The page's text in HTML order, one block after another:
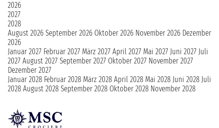
2026
2027
2028
August 2026 September 2026 Oktober 2026 November 2026 Dezember
2026
Januar 2027 Februar 2027 März 2027 April 2027 Mai 2027 Juni 2027 Juli
2027 August 2027 September 2027 Oktober 2027 November 2027
Dezember 2027
Januar 2028 Februar 2028 März 2028 April 2028 Mai 2028 Juni 2028 Juli
2028 August 2028 September 2028 Oktober 2028 November 2028